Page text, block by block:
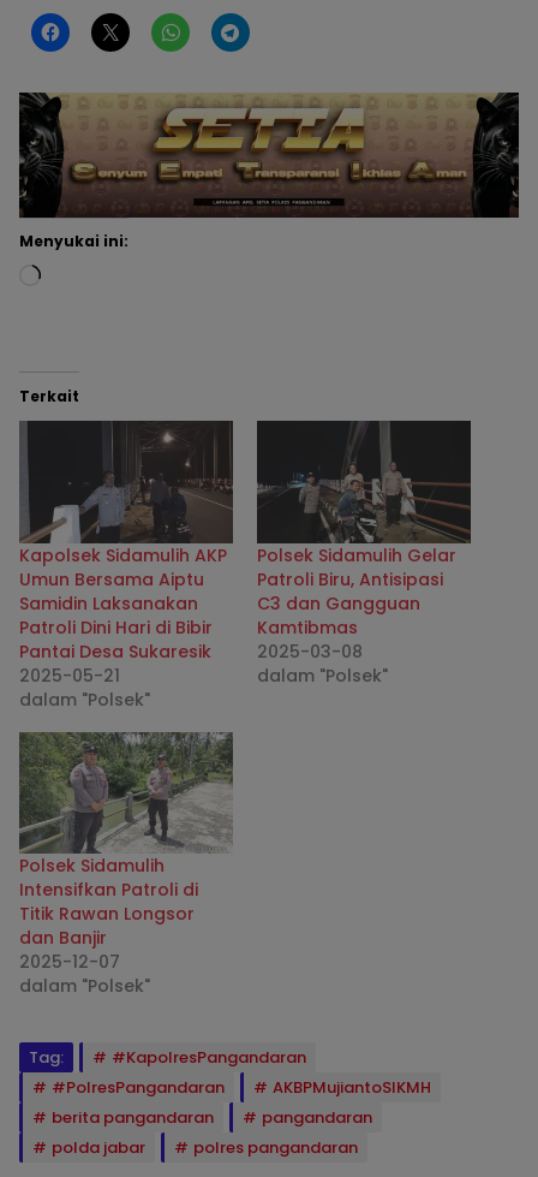
Menyukai ini:
Terkait
Kapolsek Sidamulih AKP
Umun Bersama Aiptu
Samidin Laksanakan
Patroli Dini Hari di Bibir
Pantai Desa Sukaresik
2025-05-21
dalam "Polsek"
Polsek Sidamulih Gelar
Patroli Biru, Antisipasi
C3 dan Gangguan
Kamtibmas
2025-03-08
dalam "Polsek"
Polsek Sidamulih
Intensifkan Patroli di
Titik Rawan Longsor
dan Banjir
2025-12-07
dalam "Polsek"
Tag:
#KapolresPangandaran
#PolresPangandaran
AKBPMujiantoSIKMH
berita pangandaran
pangandaran
polda jabar
polres pangandaran